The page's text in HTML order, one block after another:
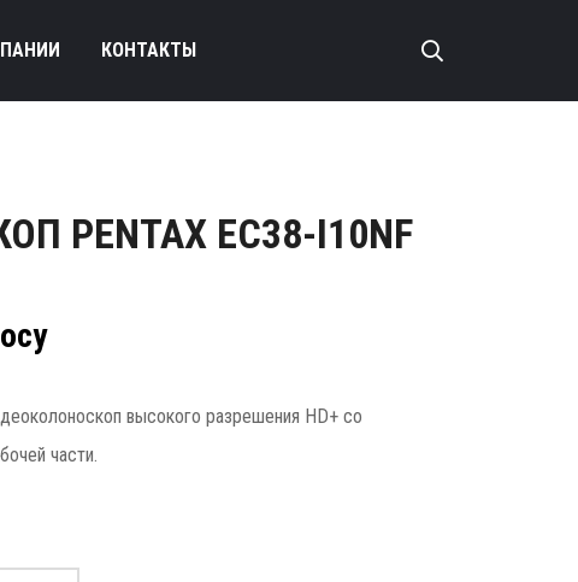
КОНТАКТЫ
PENTAX EC38-I10NF
высокого разрешения HD+ со
части.